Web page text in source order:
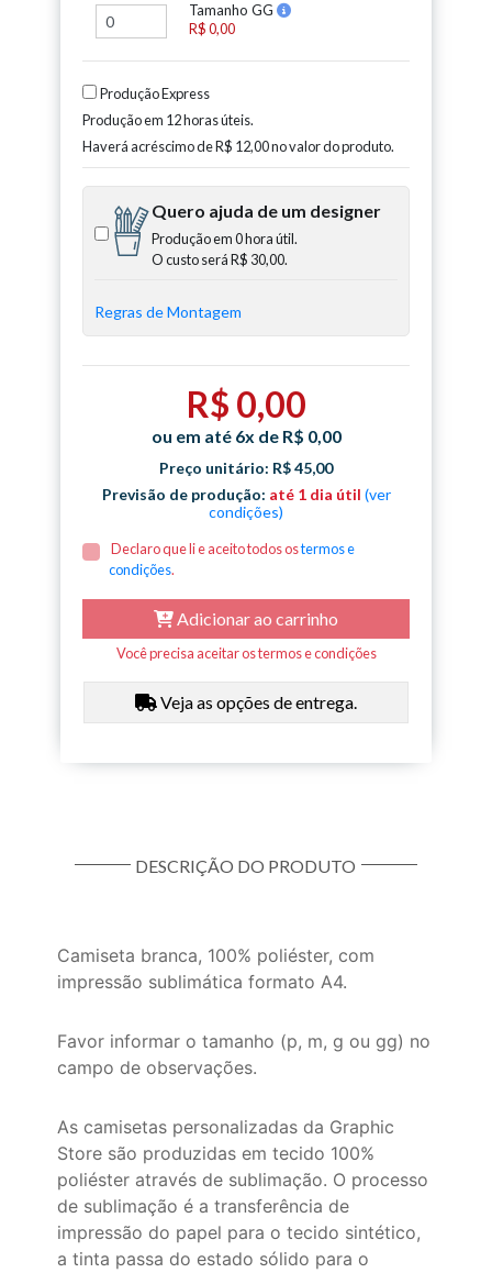
Tamanho GG
R$ 0,00
Produção Express
Produção em 12 horas úteis.
Haverá acréscimo deR$ 12,00no valor do produto.
Quero ajuda de um designer
Produção em 0 hora útil.
O custo seráR$ 30,00.
Regras de Montagem
R$ 0,00
ou em até 6x de R$ 0,00
Preço unitário: R$ 45,00
Previsão de produção: até 1 dia útil (ver
condições)
Declaro que li e aceito todos ostermos e
condições.
Adicionar ao carrinho
Você precisa aceitar os termos e condições
Veja as opções de entrega.
DESCRIÇÃO DO PRODUTO
Camiseta branca, 100% poliéster, com
impressão sublimática formato A4.
Favor informar o tamanho (p, m, g ou gg) no
campo de observações.
As camisetas personalizadas da Graphic
Store são produzidas em tecido 100%
poliéster através de sublimação. O processo
de sublimação é a transferência de
impressão do papel para o tecido sintético,
a tinta passa do estado sólido para o